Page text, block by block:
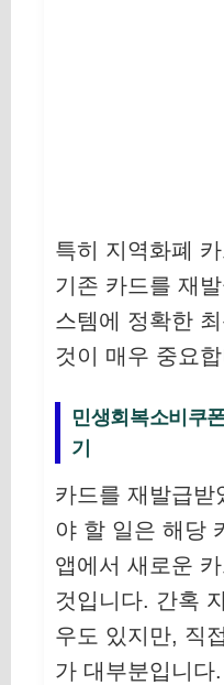
특히 지역화폐
기존 카드를 재
스템에 정확한
것이 매우 중요
민생회복소비쿠
기
카드를 재발급받
야 할 일은 해당
앱에서 새로운
것입니다. 간혹
우도 있지만, 직
가 대부분입니다.